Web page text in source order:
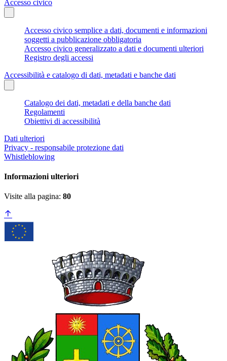
Accesso civico
Accesso civico semplice a dati, documenti e informazioni
soggetti a pubblicazione obbligatoria
Accesso civico generalizzato a dati e documenti ulteriori
Registro degli accessi
Accessibilità e catalogo di dati, metadati e banche dati
Catalogo dei dati, metadati e della banche dati
Regolamenti
Obiettivi di accessibilità
Dati ulteriori
Privacy - responsabile protezione dati
Whistleblowing
Informazioni ulteriori
Visite alla pagina: 80